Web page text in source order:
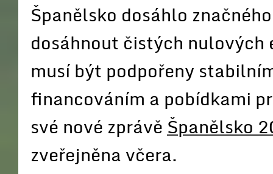
Španělsko dosáhlo
dosáhnout čistých nulových
musí být podpořeny
financováním a pobídkami
své nové zprávě Španělsko
zveřejněna včera.